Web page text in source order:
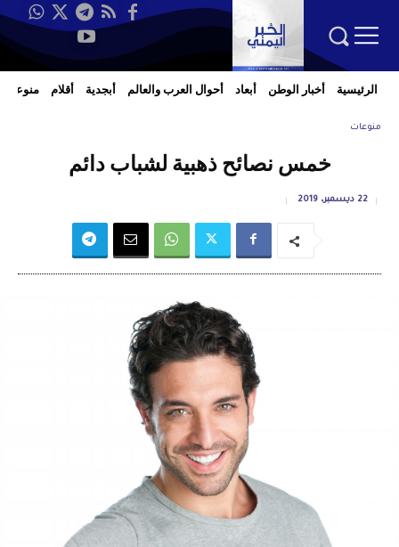
الرئيسية أخبار الوطن أبعاد أحوال العرب والعالم أبجدية أقلام منوعات
منوعات
خمس نصائح ذهبية لشباب دائم
22 ديسمبر، 2019